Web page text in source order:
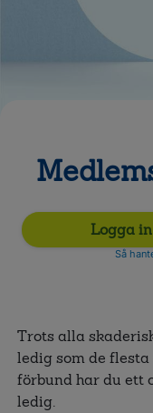
Logga
Så
Trots alla
ledig som de
förbund har du ett
ledig.